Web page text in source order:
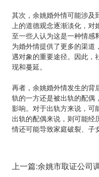
其次，余姚婚外情可能涉及
上的道德观念逐渐淡化，对
至一些人认为这是一种情感
为婚外情提供了更多的渠道
遇对象的重要途径。因此，
现和蔓延。
再者，余姚婚外情发生的背
轨的一方还是被出轨的配偶
影响。对于出轨方来说，可
出轨的配偶来说，则可能经
情还可能导致家庭破裂、子
上一篇:余姚市取证公司